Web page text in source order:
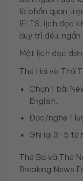
là phần quan
IELTS, lịch đọc
duy trì đều,
Một lịch đọc
Thứ Hai và Thứ
Chọn 1 bài
English.
Đọc/nghe 1
Ghi lại 3–5 từ
Thứ Ba và Thứ
Breaking News